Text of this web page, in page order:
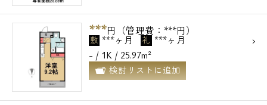
***円（管理費：***円）
敷 ***ヶ月 礼 ***ヶ月
- / 1K / 25.97m²
検討リストに追加